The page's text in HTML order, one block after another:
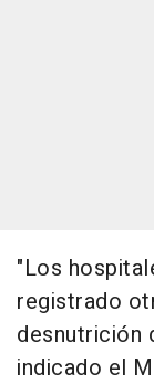
"Los
registrado
desnutrición
indicado el